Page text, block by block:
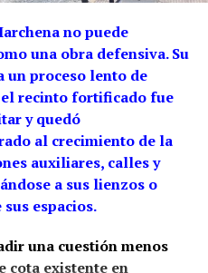
no puede
una obra defensiva. Su
proceso lento de
recinto fortificado fue
y quedó
al crecimiento de la
auxiliares, calles y
a sus lienzos o
espacios.
una cuestión menos
cota existente en